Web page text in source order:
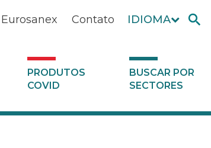
IDIOMA
Contato
Eurosanex
PRODUTOS
COVID
BUSCAR POR
SECTORES